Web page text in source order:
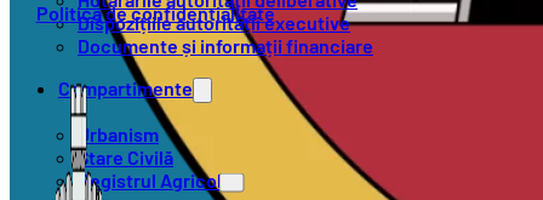
Dispozițiile autorității executive
Documente și informații financiare
Compartimente
Urbanism
Stare Civilă
Registrul Agricol
Politica de confidențialitate